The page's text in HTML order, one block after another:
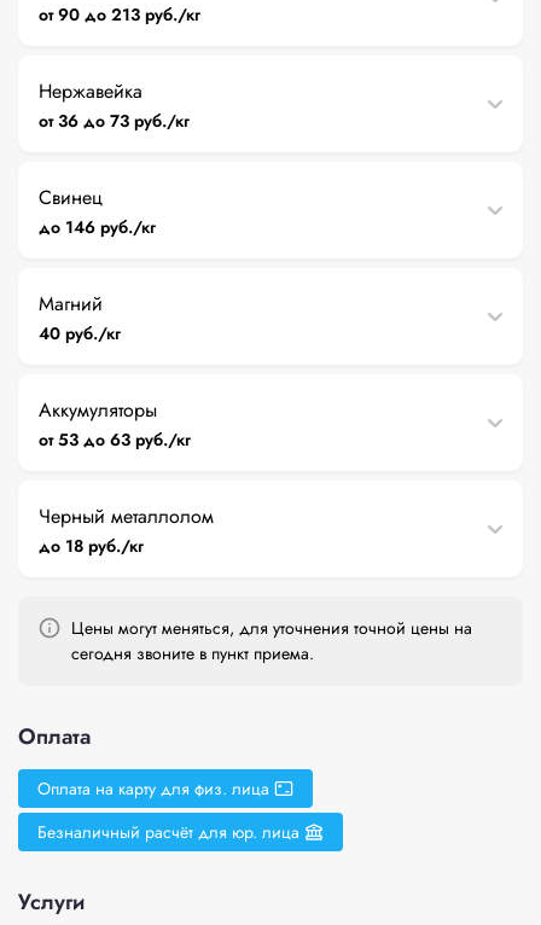
от 90 до 213 руб./кг
Нержавейка
от 36 до 73 руб./кг
Свинец
до 146 руб./кг
Магний
40 руб./кг
Аккумуляторы
от 53 до 63 руб./кг
Черный металлолом
до 18 руб./кг
Цены могут меняться, для уточнения точной цены на
сегодня звоните в пункт приема.
Оплата
Оплата на карту для физ. лица
Безналичный расчёт для юр. лица
Услуги